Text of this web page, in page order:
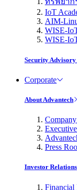
IoT
AIM-
WISE-
WISE-
Security Advisory
Corporate
About Advantech
Press
Investor Relations
Financial